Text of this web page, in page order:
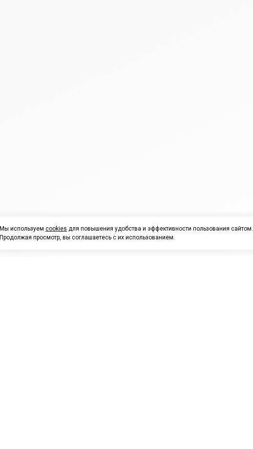
Мы используем cookies для повышения удобства и эффективности пользования сайтом.
Продолжая просмотр, вы соглашаетесь с их использованием.